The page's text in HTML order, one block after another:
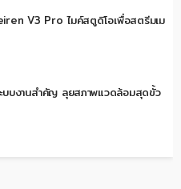
V3 Pro ไมค์สตูดิโอเพื่อสตรีมเม
บบงานสำคัญ ลุยสภาพแวดล้อมสุดขั้ว